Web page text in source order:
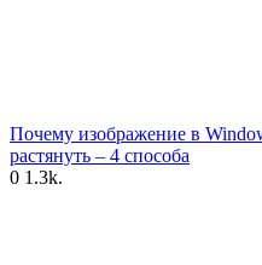
Почему изображение в
растянуть – 4 способа
0 1.3k.